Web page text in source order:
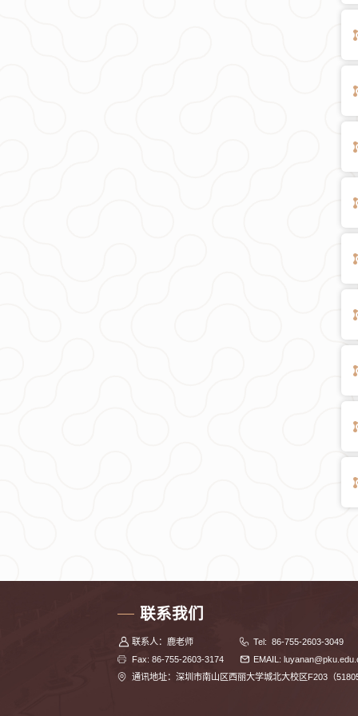
联系我们
联系人：鹿老师
Tel: 86-755-2603-3049
Fax: 86-755-2603-3174
EMAIL:
通讯地址：深圳市南山区西丽大学城北大校区F203（